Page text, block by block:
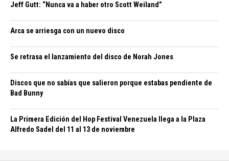
Jeff Gutt: “Nunca va a haber otro Scott Weiland”
Arca se arriesga con un nuevo disco
Se retrasa el lanzamiento del disco de Norah Jones
Discos que no sabías que salieron porque estabas pendiente de
Bad Bunny
La Primera Edición del Hop Festival Venezuela llega a la Plaza
Alfredo Sadel del 11 al 13 de noviembre